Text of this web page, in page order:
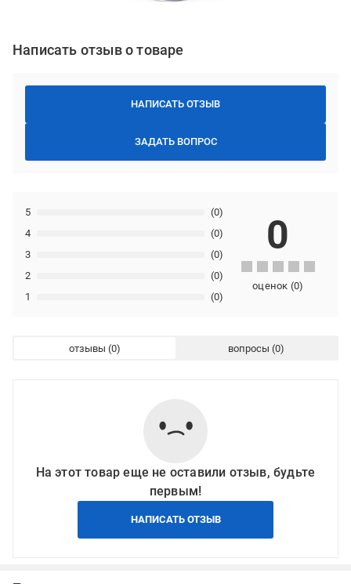
Написать отзыв о товаре
НАПИСАТЬ ОТЗЫВ
ЗАДАТЬ ВОПРОС
1 (0)
2 (0)
3 (0)
4 (0)
5 (0)
0
оценок (0)
отзывы вопросы
На этот товар еще не оставили отзыв, будьте
первым!
НАПИСАТЬ ОТЗЫВ